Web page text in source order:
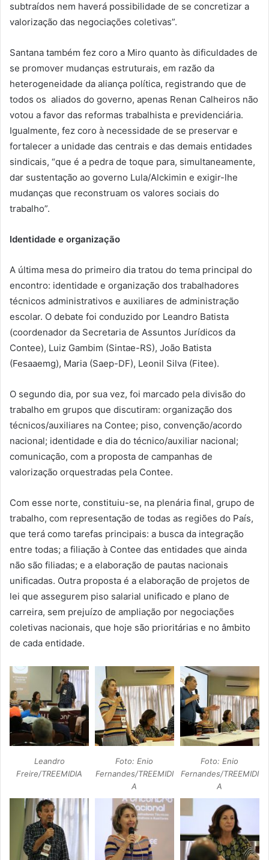
subtraídos nem haverá possibilidade de se concretizar a
valorização das negociações coletivas”.
Santana também fez coro a Miro quanto às dificuldades de
se promover mudanças estruturais, em razão da
heterogeneidade da aliança política, registrando que de
todos os aliados do governo, apenas Renan Calheiros não
votou a favor das reformas trabalhista e previdenciária.
Igualmente, fez coro à necessidade de se preservar e
fortalecer a unidade das centrais e das demais entidades
sindicais, “que é a pedra de toque para, simultaneamente,
dar sustentação ao governo Lula/Alckimin e exigir-lhe
mudanças que reconstruam os valores sociais do
trabalho”.
Identidade e organização
A última mesa do primeiro dia tratou do tema principal do
encontro: identidade e organização dos trabalhadores
técnicos administrativos e auxiliares de administração
escolar. O debate foi conduzido por Leandro Batista
(coordenador da Secretaria de Assuntos Jurídicos da
Contee), Luiz Gambim (Sintae-RS), João Batista
(Fesaaemg), Maria (Saep-DF), Leonil Silva (Fitee).
O segundo dia, por sua vez, foi marcado pela divisão do
trabalho em grupos que discutiram: organização dos
técnicos/auxiliares na Contee; piso, convenção/acordo
nacional; identidade e dia do técnico/auxiliar nacional;
comunicação, com a proposta de campanhas de
valorização orquestradas pela Contee.
Com esse norte, constituiu-se, na plenária final, grupo de
trabalho, com representação de todas as regiões do País,
que terá como tarefas principais: a busca da integração
entre todas; a filiação à Contee das entidades que ainda
não são filiadas; e a elaboração de pautas nacionais
unificadas. Outra proposta é a elaboração de projetos de
lei que assegurem piso salarial unificado e plano de
carreira, sem prejuízo de ampliação por negociações
coletivas nacionais, que hoje são prioritárias e no âmbito
de cada entidade.
Leandro
Freire/TREEMIDIA
Foto: Enio
Fernandes/TREEMIDI
A
Foto: Enio
Fernandes/TREEMIDI
A